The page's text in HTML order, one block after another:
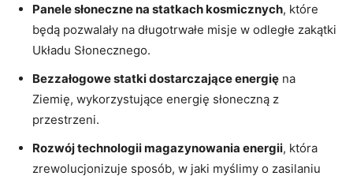
Panele słoneczne na statkach kosmicznych, które
będą pozwalały na długotrwałe misje w odległe zakątki
Układu Słonecznego.
Bezzałogowe statki dostarczające energię na
Ziemię, wykorzystujące energię słoneczną z
przestrzeni.
Rozwój technologii magazynowania energii, która
zrewolucjonizuje sposób, w jaki myślimy o zasilaniu